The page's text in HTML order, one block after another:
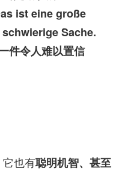
ist eine große
Sache.
件令人难以置信
也有聪明机智、甚至